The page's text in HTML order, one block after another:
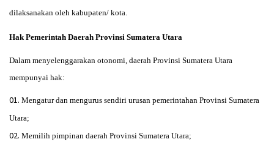
dilaksanakan oleh kabupaten/ kota.
Hak Pemerintah Daerah Provinsi Sumatera Utara
Dalam menyelenggarakan otonomi, daerah Provinsi Sumatera Utara
mempunyai hak:
Mengatur dan mengurus sendiri urusan pemerintahan Provinsi Sumatera
Utara;
Memilih pimpinan daerah Provinsi Sumatera Utara;